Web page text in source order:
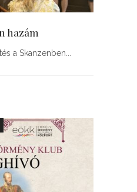
hazám
a Skanzenben